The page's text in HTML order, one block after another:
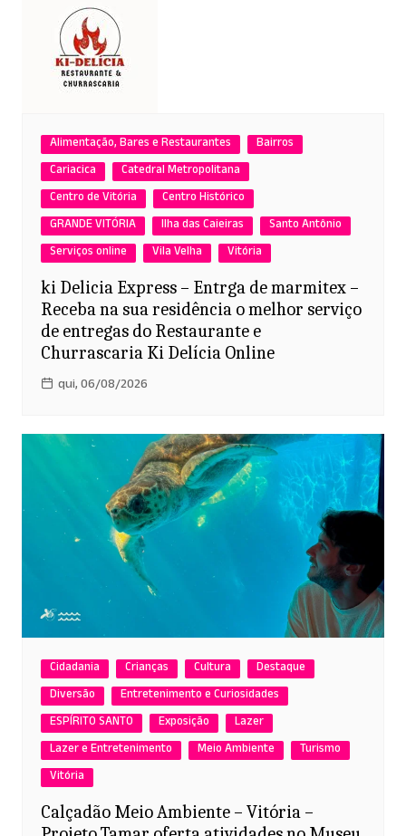
Alimentação, Bares e Restaurantes
Bairros
Cariacica
Catedral Metropolitana
Centro de Vitória
Centro Histórico
GRANDE VITÓRIA
Ilha das Caieiras
Santo Antônio
Serviços online
Vila Velha Vitória
ki Delicia Express – Entrga de marmitex –
Receba na sua residência o melhor serviço
de entregas do Restaurante e
Churrascaria Ki Delícia Online
qui, 06/08/2026
Cidadania Crianças Cultura
Destaque
Diversão
Entretenimento e Curiosidades
ESPÍRITO SANTO
Exposição
Lazer
Lazer e Entretenimento
Meio Ambiente
Turismo
Vitória
Calçadão Meio Ambiente – Vitória –